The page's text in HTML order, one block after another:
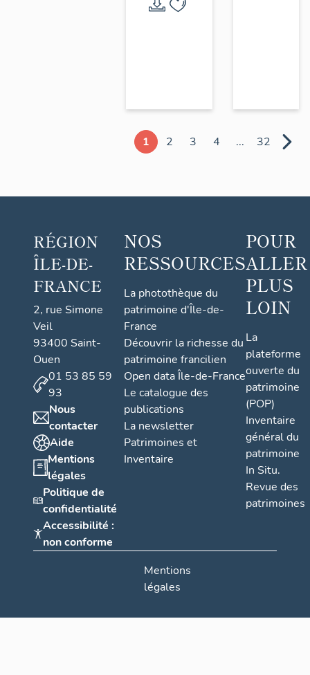
1 2 3 4 ... 32
RÉGION
ÎLE-DE-
FRANCE
2, rue Simone
Veil
93400 Saint-
Ouen
01 53 85 59
93
Nous
contacter
Aide
Mentions
légales
Politique de
confidentialité
Accessibilité :
non conforme
NOS
RESSOURCES
La photothèque du
patrimoine d'Île-de-
France
Découvrir la richesse du
patrimoine francilien
Open data Île-de-France
Le catalogue des
publications
La newsletter
Patrimoines et
Inventaire
POUR
ALLER
PLUS
LOIN
La
plateforme
ouverte du
patrimoine
(POP)
Inventaire
général du
patrimoine
In Situ.
Revue des
patrimoines
Mentions
légales